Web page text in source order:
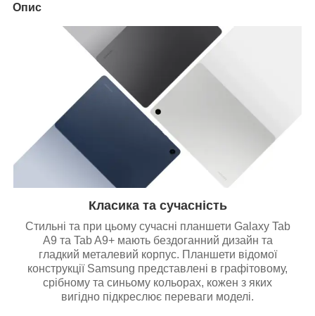
Опис
Класика та сучасність
Стильні та при цьому сучасні планшети Galaxy Tab
A9 та Tab A9+ мають бездоганний дизайн та
гладкий металевий корпус. Планшети відомої
конструкції Samsung представлені в графітовому,
срібному та синьому кольорах, кожен з яких
вигідно підкреслює переваги моделі.